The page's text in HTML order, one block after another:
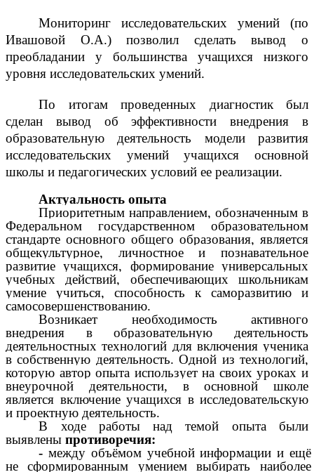
Мониторинг исследовательских умений (по
Ивашовой О.А.)позволил сделать вывод о
преобладании у большинства учащихся низкого
уровня исследовательских умений.
По итогам проведенных диагностик был
сделан вывод об эффективности внедрения в
образовательную деятельность модели развития
исследовательских умений учащихся основной
школы и педагогических условий ее реализации.
Актуальность опыта
Приоритетным направлением, обозначенным в
Федеральном государственном образовательном
стандарте основного общего образования, является
общекультурное, личностное и познавательное
развитие учащихся, формирование универсальных
учебных действий,
обеспечивающих школьникам
умение учиться, способность к саморазвитию и
самосовершенствованию.
Возникает необходимость активного
внедрения в образовательную деятельность
деятельностных технологий для включения ученика
в собственную деятельность. Одной из технологий,
которую автор опыта использует на своих уроках и
внеурочной деятельности, в основной школе
является включение учащихся в исследовательскую
и проектную деятельность.
В ходе работы над темой опыта были
выявлены противоречия:
-между объёмом учебной информации и ещё
не сформированным умением выбирать наиболее